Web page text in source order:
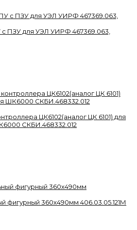
ПЗУ для УЭЛ УИРФ 467369.063,
ЦК6102(аналог ЦК 6101) для
СКБИ.468332.012
фигурный 360х490мм 406.03.05.121М